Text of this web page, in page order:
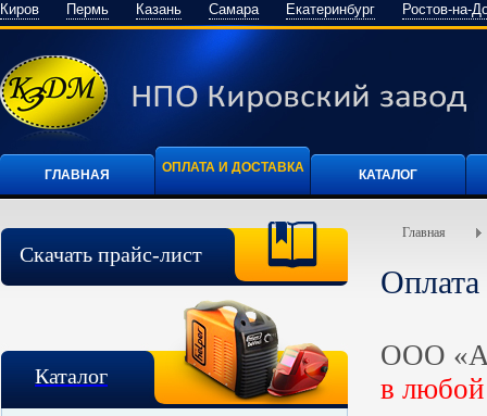
Киров Пермь Казань Самара Екатеринбург Ростов-на-
ГЛАВНАЯ ОПЛАТА И ДОСТАВКА КАТАЛОГ
Скачать прайс-лист
Каталог
Главная
Оплата
ООО
в